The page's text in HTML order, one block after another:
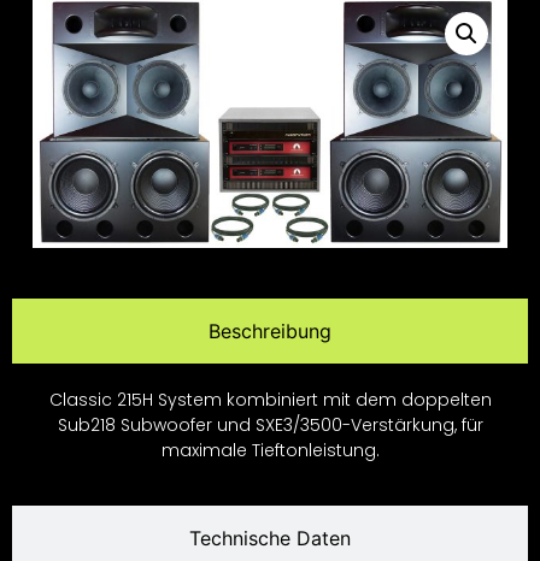
Beschreibung
Technische Daten
Classic 215H System kombiniert mit dem doppelten
Sub218 Subwoofer und SXE3/3500-Verstärkung, für
maximale Tieftonleistung.